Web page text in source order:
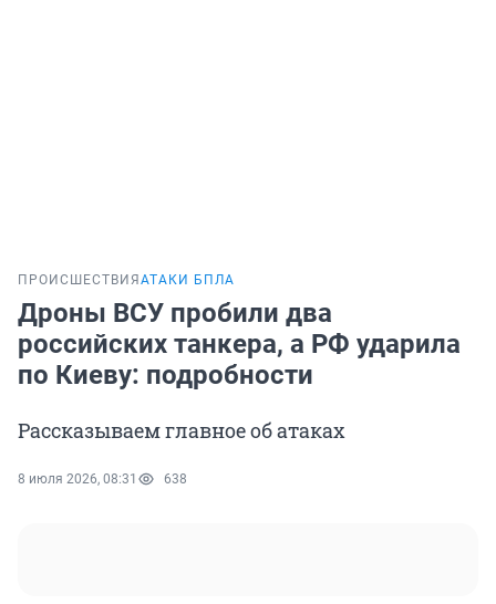
ПРОИСШЕСТВИЯ АТАКИ БПЛА
Дроны ВСУ пробили два
российских танкера, а РФ ударила
по Киеву: подробности
Рассказываем главное об атаках
8 июля 2026, 08:31 638